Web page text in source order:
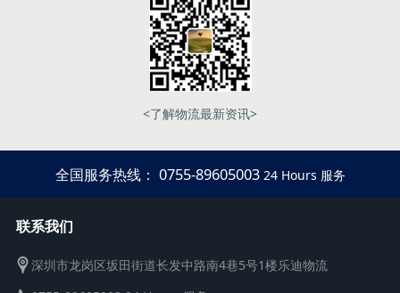
<了解物流最新资讯>
全国服务热线： 0755-89605003 24 Hours 服务
联系我们
深圳市龙岗区坂田街道长发中路南4巷5号1楼乐迪物流